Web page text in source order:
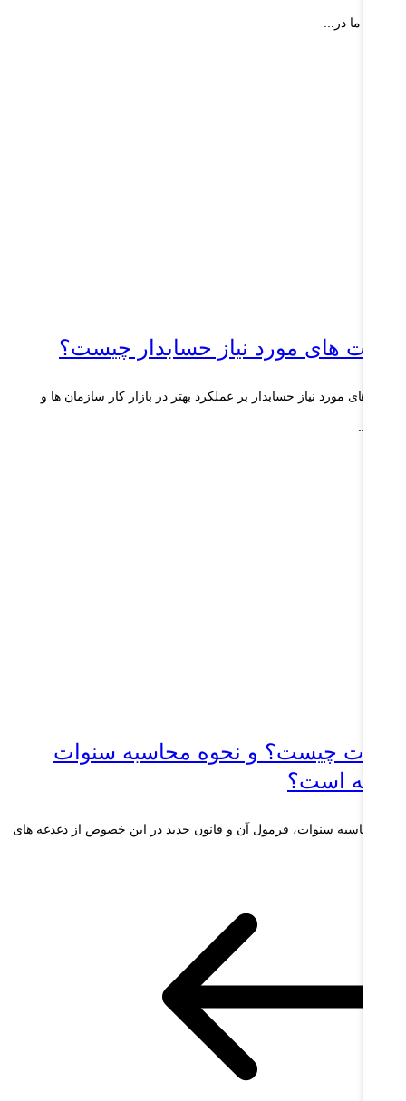
که ما در...
های مورد نیاز حسابدار چیست؟
های مورد نیاز حسابدار بر عملکرد بهتر در بازار کار سازمان ها و
چیست؟ و نحوه محاسبه سنوات
است؟
محاسبه سنوات، فرمول آن و قانون جدید در این خصوص از دغدغه های